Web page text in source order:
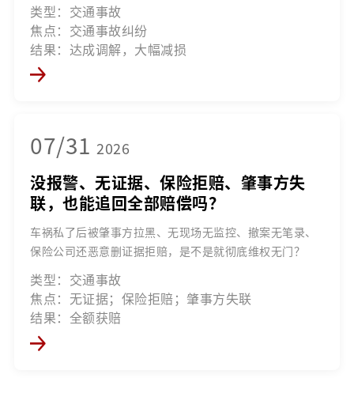
类型：交通事故
焦点：交通事故纠纷
结果：达成调解，大幅减损
07/31 2026
没报警、无证据、保险拒赔、肇事方失
联，也能追回全部赔偿吗？
车祸私了后被肇事方拉黑、无现场无监控、撤案无笔录、
保险公司还恶意删证据拒赔，是不是就彻底维权无门？
类型：交通事故
焦点：无证据；保险拒赔；肇事方失联
结果：全额获赔